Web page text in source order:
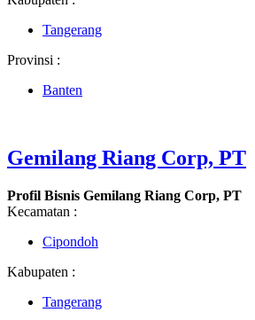
Tangerang
Provinsi :
Banten
Gemilang Riang Corp, PT
Profil Bisnis Gemilang Riang Corp, PT
Kecamatan :
Cipondoh
Kabupaten :
Tangerang